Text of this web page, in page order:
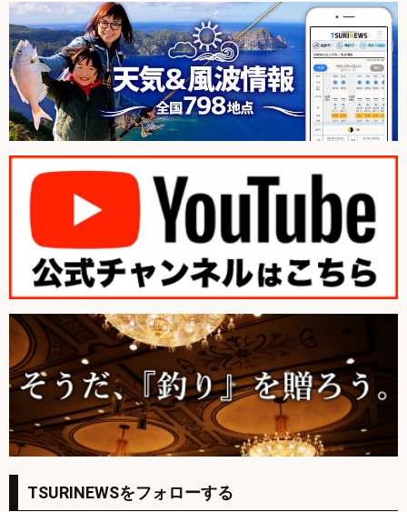
TSURINEWSをフォローする